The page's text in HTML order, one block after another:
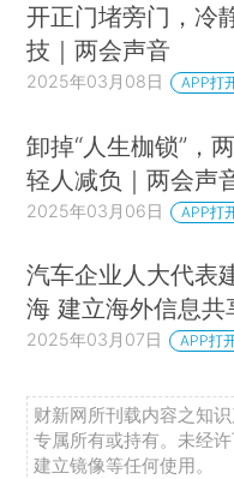
开正门堵旁门，冷
技｜两会声音
2025年03月08日 APP打
卸掉“人生枷锁”，
轻人减负｜两会声
2025年03月06日 APP打
汽车企业人大代表
海 建立海外信息共
2025年03月07日 APP打
财新网所刊载内容之知
专属所有或持有。未经
建立镜像等任何使用。